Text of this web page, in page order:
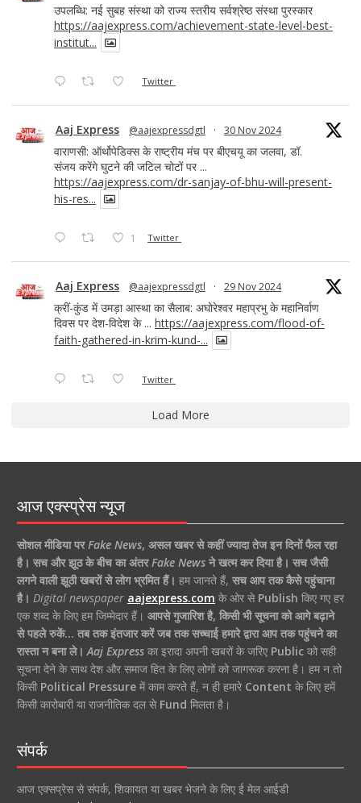
उपलब्धि: नई सुबह संस्था को राज्य स्तरीय सर्वश्रेष्ठ संस्था पुरस्कार
https://aajexpress.com/achievement-state-level-best-
institut...
Twitter
Aaj Express @aajexpressdgtl · 30 Nov 2024
वाराणसी: ऑर्थोपेडिक्स के राष्ट्रीय मंच पर बीएचयू का जलवा, डॉ.
संजय करेंगे घुटने की जटिल चोटों पर ...
https://aajexpress.com/dr-sanjay-of-bhu-will-present-
his-res...
1 Twitter
Aaj Express @aajexpressdgtl · 29 Nov 2024
क्रीं-कुंड में उमड़ा आस्था का सैलाब: अघोरेश्वर महाप्रभु के महानिर्वाण
दिवस पर देश-विदेश के ... https://aajexpress.com/flood-of-
faith-gathered-in-krim-kund-...
Twitter
Load More
आज एक्स्प्रेस न्यूज
सोशल मीडिया परFake News, असल खबर से कहीं ज्यादा तेज इन दिनों फैल रहा
है। सच और झूठ के बीच का अंतरFake Newsने खत्म कर दिया है। सच जैसी
लगने वाली झूठी खबरों से लोग भ्रमित हैं। हम जानते हैं, सच आप तक कैसे पहुंचाना
है। Digital newspaper aajexpress.com के ओर से Publish किए गए हर
एक शब्द के लिए हम जिम्मेदार हैं। आपसे गुजारिश है, किसी भी सूचना को आगे बढ़ाने
से पहले रुकें… तब तक इंतजार करें जब तक सच्चाई हमारे द्वारा आप तक पहुंचने का
रास्ता न बना ले। Aaj Expressका इरादा अपनी खबरों के जरिए Publicको सही
सूचना देने के साथ देश और समाज हित के लिए लोगों को जागरूक करना है। हम न तो
किसी Political Pressureमें काम करते हैं, न ही हमारे Content के लिए हमें
किसी कारोबारी या राजनीतिक दल से Fund मिलता है।
संपर्क
आज एक्सप्रेस से संपर्क, शिकायत या खबर भेजने के लिए ई मेल आईडी